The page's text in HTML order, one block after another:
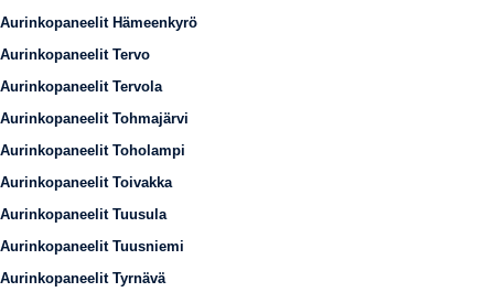
Aurinkopaneelit Hämeenkyrö
Aurinkopaneelit Tervo
Aurinkopaneelit Tervola
Aurinkopaneelit Tohmajärvi
Aurinkopaneelit Toholampi
Aurinkopaneelit Toivakka
Aurinkopaneelit Tuusula
Aurinkopaneelit Tuusniemi
Aurinkopaneelit Tyrnävä